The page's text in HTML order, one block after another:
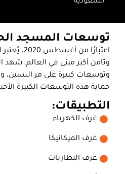
توسعات المسجد
اعتبارًا من
وثامن أكبر مبنى في العالم. شهد
حماية هذه التوسعات الكبيرة
التطبيقات:
غرف الكهرباء
غرف الميكانيكا
غرف البطاريات